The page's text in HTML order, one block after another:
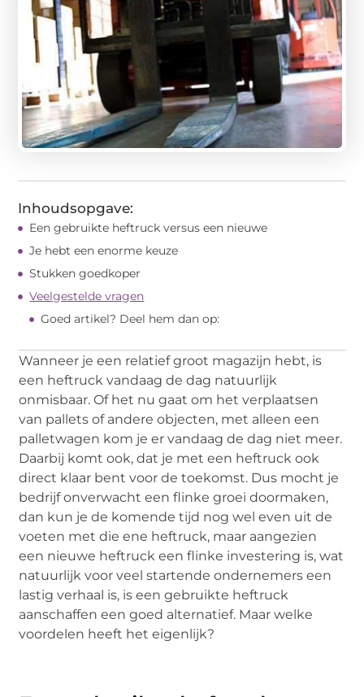
Inhoudsopgave:
Een gebruikte heftruck versus een nieuwe
Je hebt een enorme keuze
Stukken goedkoper
Veelgestelde vragen
Goed artikel? Deel hem dan op:
Wanneer je een relatief groot magazijn hebt, is
een heftruck vandaag de dag natuurlijk
onmisbaar. Of het nu gaat om het verplaatsen
van pallets of andere objecten, met alleen een
palletwagen kom je er vandaag de dag niet meer.
Daarbij komt ook, dat je met een heftruck ook
direct klaar bent voor de toekomst. Dus mocht je
bedrijf onverwacht een flinke groei doormaken,
dan kun je de komende tijd nog wel even uit de
voeten met die ene heftruck, maar aangezien
een nieuwe heftruck een flinke investering is, wat
natuurlijk voor veel startende ondernemers een
lastig verhaal is, is een gebruikte heftruck
aanschaffen een goed alternatief. Maar welke
voordelen heeft het eigenlijk?